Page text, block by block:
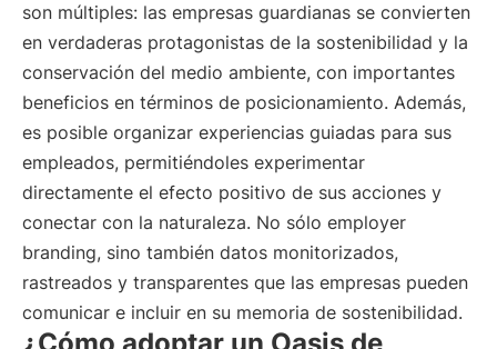
son múltiples: las empresas guardianas se convierten
en verdaderas protagonistas de la sostenibilidad y la
conservación del medio ambiente, con importantes
beneficios en términos de posicionamiento. Además,
es posible organizar experiencias guiadas para sus
empleados, permitiéndoles experimentar
directamente el efecto positivo de sus acciones y
conectar con la naturaleza. No sólo employer
branding, sino también datos monitorizados,
rastreados y transparentes que las empresas pueden
comunicar e incluir en su memoria de sostenibilidad.